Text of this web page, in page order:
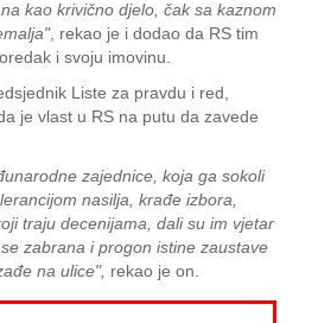
kao krivično djelo, čak sa kaznom
, rekao je i dodao da RS tim
i svoju imovinu.
Liste za pravdu i red,
je vlast u RS na putu da zavede
zajednice, koja ga sokoli
nasilja, krađe izbora,
traju decenijama, dali su im vjetar
zabrana i progon istine zaustave
na ulice", rekao je on.